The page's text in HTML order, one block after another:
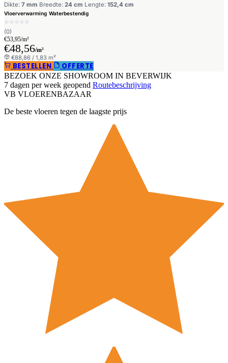
Dikte: 7 mm Breedte: 24 cm Lengte: 152,4 cm
Vloerverwarming Waterbestendig
(0)
€53,95/m²
€48,56/m²
€88,86 / 1,83 m²
BESTELLEN OFFERTE
BEZOEK ONZE SHOWROOM IN BEVERWIJK
7 dagen per week geopend Routebeschrijving
VB VLOERENBAZAAR
De beste vloeren tegen de laagste prijs